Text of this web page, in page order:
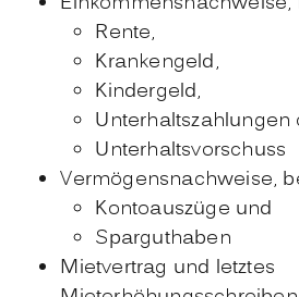
Rente,
Krankengeld,
Kindergeld,
Unterhaltszahlungen
Unterhaltsvorschuss
Vermögensnachweise,
Kontoauszüge und
Sparguthaben
Mietvertrag und letztes